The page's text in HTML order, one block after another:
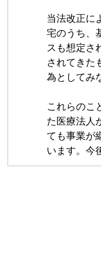
当法改正に
宅のうち、
スも想定さ
されてきた
為としてみ
これらのこ
た医療法人
ても事業が
います。今